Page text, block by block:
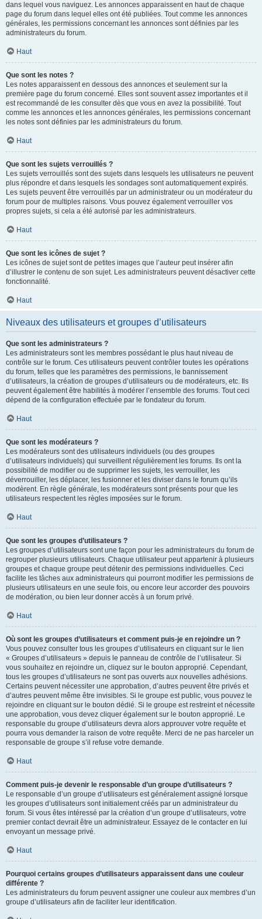
dans lequel vous naviguez. Les annonces apparaissent en haut de chaque
page du forum dans lequel elles ont été publiées. Tout comme les annonces
générales, les permissions concernant les annonces sont définies par les
administrateurs du forum.
Haut
Que sont les notes ?
Les notes apparaissent en dessous des annonces et seulement sur la
première page du forum concerné. Elles sont souvent assez importantes et il
est recommandé de les consulter dès que vous en avez la possibilité. Tout
comme les annonces et les annonces générales, les permissions concernant
les notes sont définies par les administrateurs du forum.
Haut
Que sont les sujets verrouillés ?
Les sujets verrouillés sont des sujets dans lesquels les utilisateurs ne peuvent
plus répondre et dans lesquels les sondages sont automatiquement expirés.
Les sujets peuvent être verrouillés par un administrateur ou un modérateur du
forum pour de multiples raisons. Vous pouvez également verrouiller vos
propres sujets, si cela a été autorisé par les administrateurs.
Haut
Que sont les icônes de sujet ?
Les icônes de sujet sont de petites images que l’auteur peut insérer afin
d’illustrer le contenu de son sujet. Les administrateurs peuvent désactiver cette
fonctionnalité.
Haut
Niveaux des utilisateurs et groupes d’utilisateurs
Que sont les administrateurs ?
Les administrateurs sont les membres possédant le plus haut niveau de
contrôle sur le forum. Ces utilisateurs peuvent contrôler toutes les opérations
du forum, telles que les paramètres des permissions, le bannissement
d’utilisateurs, la création de groupes d’utilisateurs ou de modérateurs, etc. Ils
peuvent également être habilités à modérer l’ensemble des forums. Tout ceci
dépend de la configuration effectuée par le fondateur du forum.
Haut
Que sont les modérateurs ?
Les modérateurs sont des utilisateurs individuels (ou des groupes
d’utilisateurs individuels) qui surveillent régulièrement les forums. Ils ont la
possibilité de modifier ou de supprimer les sujets, les verrouiller, les
déverrouiller, les déplacer, les fusionner et les diviser dans le forum qu’ils
modèrent. En règle générale, les modérateurs sont présents pour que les
utilisateurs respectent les règles imposées sur le forum.
Haut
Que sont les groupes d’utilisateurs ?
Les groupes d’utilisateurs sont une façon pour les administrateurs du forum de
regrouper plusieurs utilisateurs. Chaque utilisateur peut appartenir à plusieurs
groupes et chaque groupe peut détenir des permissions individuelles. Ceci
facilite les tâches aux administrateurs qui pourront modifier les permissions de
plusieurs utilisateurs en une seule fois, ou encore leur accorder des pouvoirs
de modération, ou bien leur donner accès à un forum privé.
Haut
Où sont les groupes d’utilisateurs et comment puis-je en rejoindre un ?
Vous pouvez consulter tous les groupes d’utilisateurs en cliquant sur le lien
« Groupes d’utilisateurs » depuis le panneau de contrôle de l’utilisateur. Si
vous souhaitez en rejoindre un, cliquez sur le bouton approprié. Cependant,
tous les groupes d’utilisateurs ne sont pas ouverts aux nouvelles adhésions.
Certains peuvent nécessiter une approbation, d’autres peuvent être privés et
d’autres peuvent même être invisibles. Si le groupe est public, vous pouvez le
rejoindre en cliquant sur le bouton dédié. Si le groupe est restreint et nécessite
une approbation, vous devez cliquer également sur le bouton approprié. Le
responsable du groupe d’utilisateurs devra alors approuver votre requête et
pourra vous demander la raison de votre requête. Merci de ne pas harceler un
responsable de groupe s’il refuse votre demande.
Haut
Comment puis-je devenir le responsable d’un groupe d’utilisateurs ?
Le responsable d’un groupe d’utilisateurs est généralement assigné lorsque
les groupes d’utilisateurs sont initialement créés par un administrateur du
forum. Si vous êtes intéressé par la création d’un groupe d’utilisateurs, votre
premier contact devrait être un administrateur. Essayez de le contacter en lui
envoyant un message privé.
Haut
Pourquoi certains groupes d’utilisateurs apparaissent dans une couleur
différente ?
Les administrateurs du forum peuvent assigner une couleur aux membres d’un
groupe d’utilisateurs afin de faciliter leur identification.